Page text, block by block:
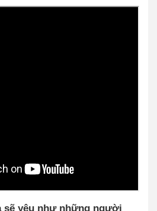
sẽ yêu như những người